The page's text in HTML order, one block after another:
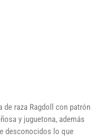
de raza Ragdoll con patrón
y juguetona, además
desconocidos lo que